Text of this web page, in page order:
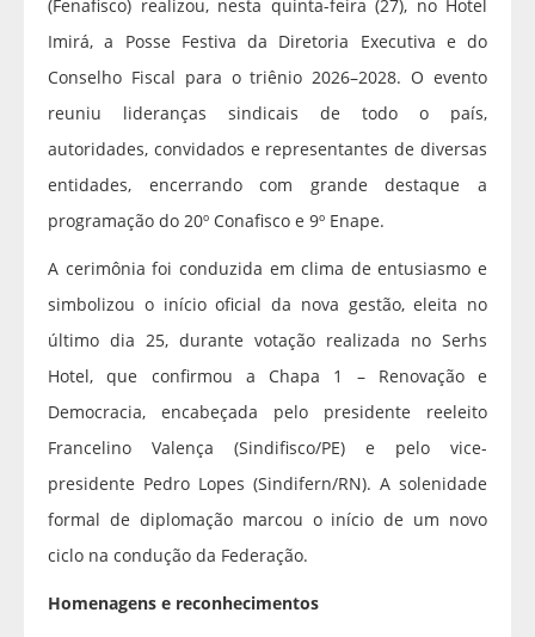
(Fenafisco) realizou, nesta quinta-feira (27), no Hotel
Imirá, a Posse Festiva da Diretoria Executiva e do
Conselho Fiscal para o triênio 2026–2028. O evento
reuniu lideranças sindicais de todo o país,
autoridades, convidados e representantes de diversas
entidades, encerrando com grande destaque a
programação do 20º Conafisco e 9º Enape.
A cerimônia foi conduzida em clima de entusiasmo e
simbolizou o início oficial da nova gestão, eleita no
último dia 25, durante votação realizada no Serhs
Hotel, que confirmou a Chapa 1 – Renovação e
Democracia, encabeçada pelo presidente reeleito
Francelino Valença (Sindifisco/PE) e pelo vice-
presidente Pedro Lopes (Sindifern/RN). A solenidade
formal de diplomação marcou o início de um novo
ciclo na condução da Federação.
Homenagens e reconhecimentos